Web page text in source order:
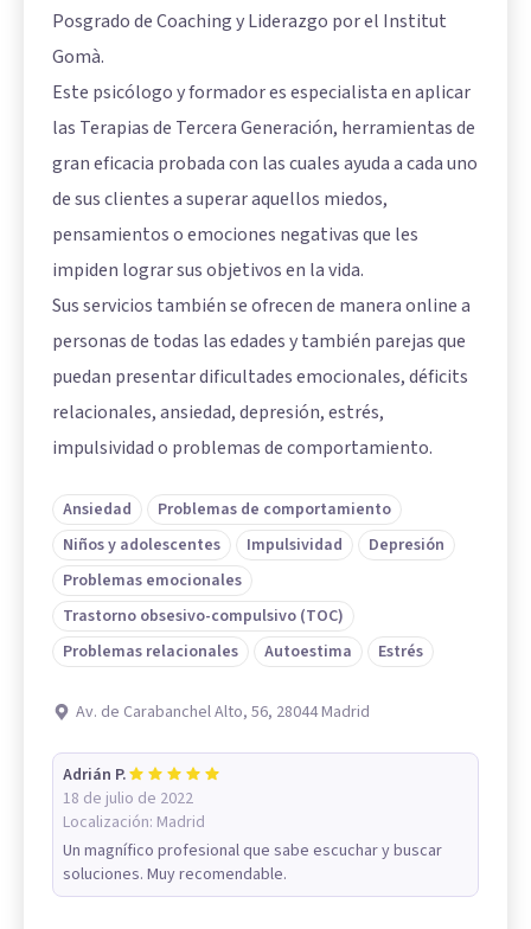
Posgrado de Coaching y Liderazgo por el Institut
Gomà.
Este psicólogo y formador es especialista en aplicar
las Terapias de Tercera Generación, herramientas de
gran eficacia probada con las cuales ayuda a cada uno
de sus clientes a superar aquellos miedos,
pensamientos o emociones negativas que les
impiden lograr sus objetivos en la vida.
Sus servicios también se ofrecen de manera online a
personas de todas las edades y también parejas que
puedan presentar dificultades emocionales, déficits
relacionales, ansiedad, depresión, estrés,
impulsividad o problemas de comportamiento.
Ansiedad
Problemas de comportamiento
Niños y adolescentes
Impulsividad
Depresión
Problemas emocionales
Trastorno obsesivo-compulsivo (TOC)
Problemas relacionales
Autoestima Estrés
Av. de Carabanchel Alto, 56, 28044 Madrid
Adrián P.
18 de julio de 2022
Localización: Madrid
Un magnífico profesional que sabe escuchar y buscar
soluciones. Muy recomendable.